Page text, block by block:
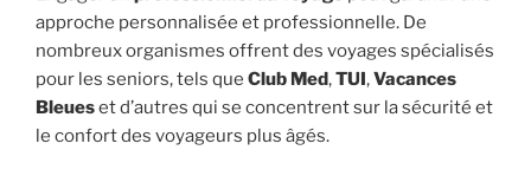
approche personnalisée et professionnelle. De
nombreux organismes offrent des voyages spécialisés
pour les seniors, tels que Club Med,TUI,Vacances
Bleueset d’autres qui se concentrent sur la sécurité et
le confort des voyageurs plus âgés.